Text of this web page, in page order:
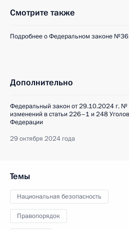
Смотрите также
Подробнее о Федеральном законе
Дополнительно
Федеральный закон от 29.10.2024 г.
изменений в статьи 226–1 и 248
Федерации
29 октября 2024 года
Темы
Национальная безопасность
Правопорядок